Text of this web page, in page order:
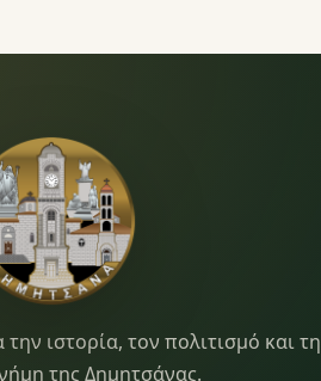
ιστορία, τον πολιτισμό και τη
της Δημητσάνας.